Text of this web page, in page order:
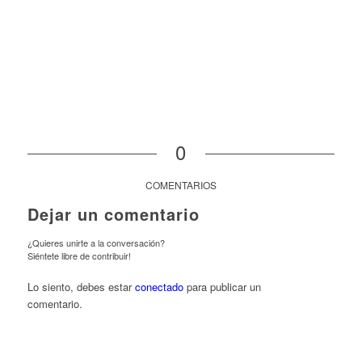
0
COMENTARIOS
Dejar un comentario
¿Quieres unirte a la conversación?
Siéntete libre de contribuir!
Lo siento, debes estarconectadopara publicar un
comentario.